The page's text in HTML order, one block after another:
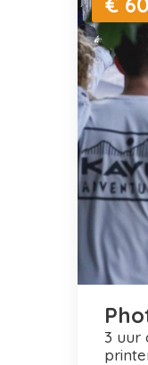
3 uur onbeperkt foto's maken en